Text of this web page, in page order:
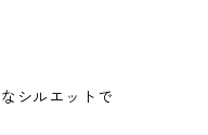
シルエットで